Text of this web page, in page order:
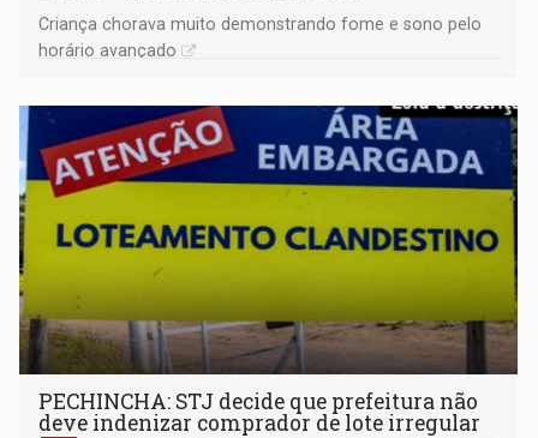
Criança chorava muito demonstrando fome e sono pelo
horário avançado
PECHINCHA: STJ decide que prefeitura não
deve indenizar comprador de lote irregular